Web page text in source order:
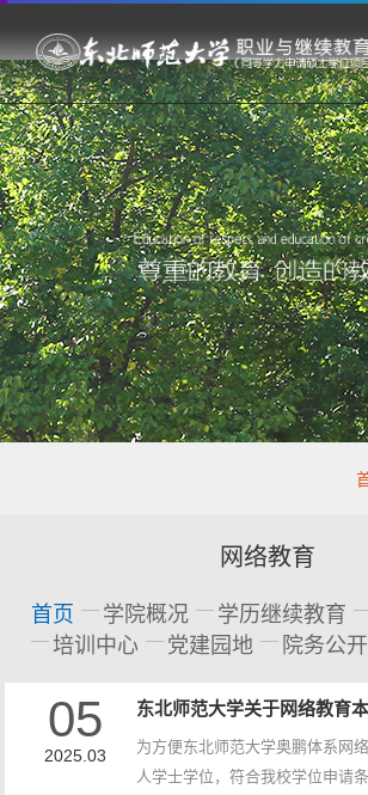
网络教育
首页 学院概况 学历继续教育
培训中心
党建园地 院务公开
05
2025.03
为方便东北师范大学奥鹏体系网
人学士学位，符合我校学位申请